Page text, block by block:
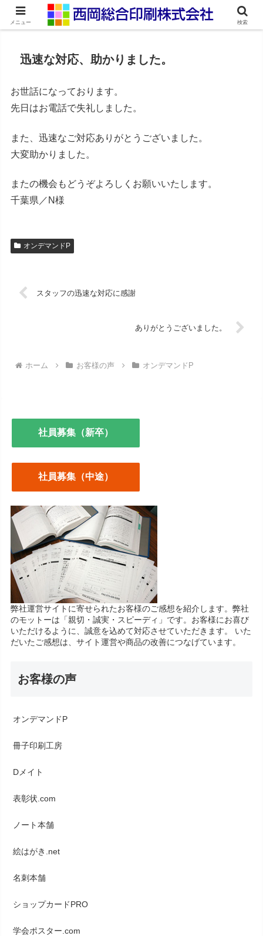
ネット印刷通販・オンデマンド印刷
迅速な対応、助かりました。
お世話になっております。
先日はお電話で失礼しました。
また、迅速なご対応ありがとうございました。
大変助かりました。
またの機会もどうぞよろしくお願いいたします。
千葉県／N様
オンデマンドP
スタッフの迅速な対応に感謝
ありがとうございました。
ホーム お客様の声 オンデマンドP
社員募集（新卒）
社員募集（中途）
弊社運営サイトに寄せられたお客様のご感想を紹介します。弊社
のモットーは「親切・誠実・スピーディ」です。お客様にお喜び
いただけるように、誠意を込めて対応させていただきます。 いた
だいたご感想は、サイト運営や商品の改善につなげています。
お客様の声
オンデマンドP
冊子印刷工房
Dメイト
表彰状.com
ノート本舗
絵はがき.net
名刺本舗
ショップカードPRO
学会ポスター.com
メニュー 検索